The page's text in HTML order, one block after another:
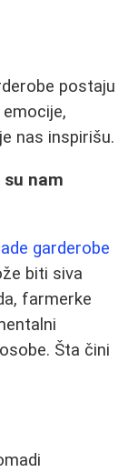
postaju
nas inspirišu.
nam
garderobe
biti siva
farmerke
Šta čini